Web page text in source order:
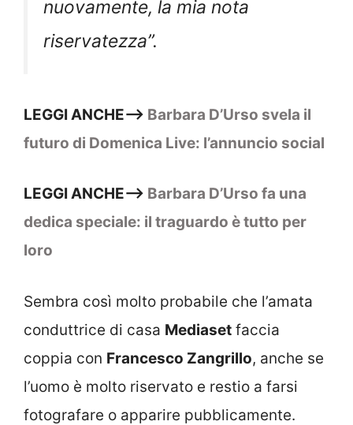
nuovamente, la mia nota
riservatezza”.
LEGGI ANCHE–> Barbara D’Urso svela il
futuro di Domenica Live: l’annuncio social
LEGGI ANCHE–> Barbara D’Urso fa una
dedica speciale: il traguardo è tutto per
loro
Sembra così molto probabile che l’amata
conduttrice di casa Mediaset faccia
coppia con Francesco Zangrillo, anche se
l’uomo è molto riservato e restio a farsi
fotografare o apparire pubblicamente.